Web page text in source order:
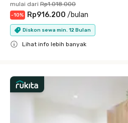
mulai dari Rp1.018.000
-10% Rp916.200 /bulan
Diskon sewa min. 12 Bulan
Lihat info lebih banyak